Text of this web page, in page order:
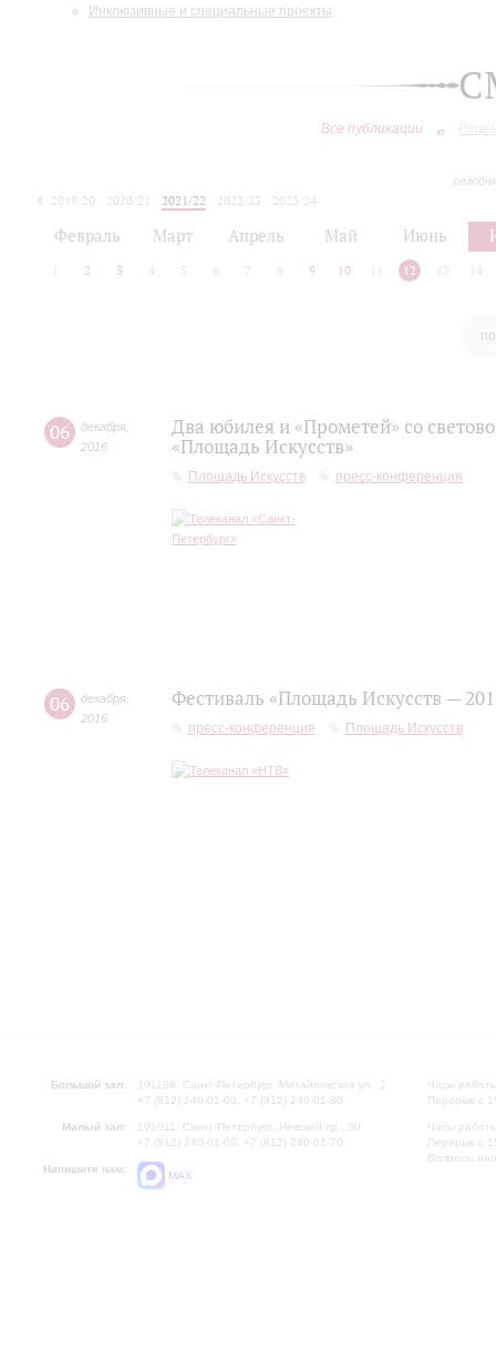
Инклюзивные и специальные проекты
Все публикации
2019/20 2020/21 2021/22 2022/23
2023/24
Февраль Март Апрель Май Июнь
2 3 4 5 6 7 8 9 10 12 13 14
06 декабря
2016
Два юбилея и «Прометей» со
«Площадь Искусств»
Площадь Искусств пресс-конференция
06 декабря
2016
Фестиваль «Площадь Искусств —
пресс-конференция Площадь Искусств
Большой зал:
191186, Санкт-Петербург, Михайловская ул., 2
+7 (812) 240-01-00, +7 (812) 240-01-80
Малый зал:
191011, Санкт-Петербург, Невский пр., 30
+7 (812) 240-01-00, +7 (812) 240-01-70
Напишите нам:
MAX
Часы
Перерыв с
Часы
Перерыв с
Вопросы